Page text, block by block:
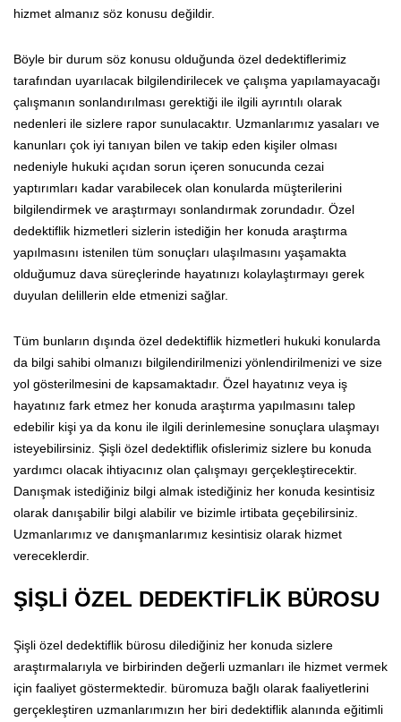
hizmet almanız söz konusu değildir.
Böyle bir durum söz konusu olduğunda özel dedektiflerimiz
tarafından uyarılacak bilgilendirilecek ve çalışma yapılamayacağı
çalışmanın sonlandırılması gerektiği ile ilgili ayrıntılı olarak
nedenleri ile sizlere rapor sunulacaktır. Uzmanlarımız yasaları ve
kanunları çok iyi tanıyan bilen ve takip eden kişiler olması
nedeniyle hukuki açıdan sorun içeren sonucunda cezai
yaptırımları kadar varabilecek olan konularda müşterilerini
bilgilendirmek ve araştırmayı sonlandırmak zorundadır. Özel
dedektiflik hizmetleri sizlerin istediğin her konuda araştırma
yapılmasını istenilen tüm sonuçları ulaşılmasını yaşamakta
olduğumuz dava süreçlerinde hayatınızı kolaylaştırmayı gerek
duyulan delillerin elde etmenizi sağlar.
Tüm bunların dışında özel dedektiflik hizmetleri hukuki konularda
da bilgi sahibi olmanızı bilgilendirilmenizi yönlendirilmenizi ve size
yol gösterilmesini de kapsamaktadır. Özel hayatınız veya iş
hayatınız fark etmez her konuda araştırma yapılmasını talep
edebilir kişi ya da konu ile ilgili derinlemesine sonuçlara ulaşmayı
isteyebilirsiniz. Şişli özel dedektiflik ofislerimiz sizlere bu konuda
yardımcı olacak ihtiyacınız olan çalışmayı gerçekleştirecektir.
Danışmak istediğiniz bilgi almak istediğiniz her konuda kesintisiz
olarak danışabilir bilgi alabilir ve bizimle irtibata geçebilirsiniz.
Uzmanlarımız ve danışmanlarımız kesintisiz olarak hizmet
vereceklerdir.
ŞİŞLİ ÖZEL DEDEKTİFLİK BÜROSU
Şişli özel dedektiflik bürosu dilediğiniz her konuda sizlere
araştırmalarıyla ve birbirinden değerli uzmanları ile hizmet vermek
için faaliyet göstermektedir. büromuza bağlı olarak faaliyetlerini
gerçekleştiren uzmanlarımızın her biri dedektiflik alanında eğitimli